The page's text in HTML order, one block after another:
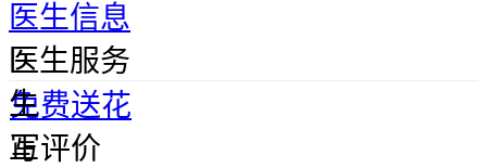
医生信息
医
生
正
医生服务
免费送花
写评价